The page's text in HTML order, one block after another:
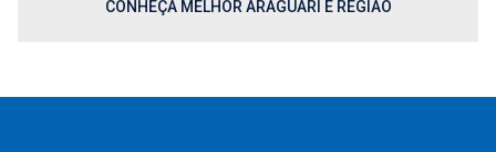
CONHEÇA MELHOR ARAGUARI E REGIÃO